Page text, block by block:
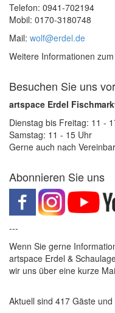
Telefon: 0941-702194
Mobil: 0170-3180748
Mail: wolf@erdel.de
Weitere Informationen
Besuchen Sie uns
artspace Erdel
Dienstag bis Freitag: 11 -
Samstag: 11 - 15 Uhr
Gerne auch nach
Abonnieren Sie uns
---
Wenn Sie gerne
artspace Erdel &
wir uns über eine kurze
Aktuell sind 417 Gäste